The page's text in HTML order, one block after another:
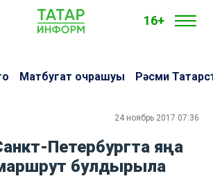
16+
Матбугат очрашуы Рәсми
24 ноябрь 2017 07:36
Петербургта яңа
булдырыла